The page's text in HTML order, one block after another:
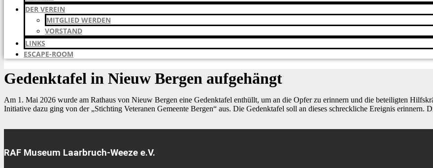
DER VEREIN
MITGLIED WERDEN
VORSTAND
LINKS
ESCAPE-ROOM
Gedenktafel in Nieuw Bergen aufgehängt
Am 1. Mai 2026 wurde am Rathaus von Nieuw Bergen eine Gedenktafel enthüllt, um an die Opfer zu erinnern und die beteiligten
Initiative dazu ging von der „Stichting Veteranen Gemeente Bergen“ aus. Die Gedenktafel soll an dieses schreckliche Ereignis erinnern.
RAF Museum Laarbruch-Weeze e.V.